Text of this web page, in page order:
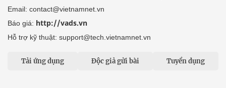
Email: contact@vietnamnet.vn
Báo giá: http://vads.vn
Hỗ trợ kỹ thuật: support@tech.vietnamnet.vn
Tải ứng dụng Độc giả gửi bài Tuyển dụng